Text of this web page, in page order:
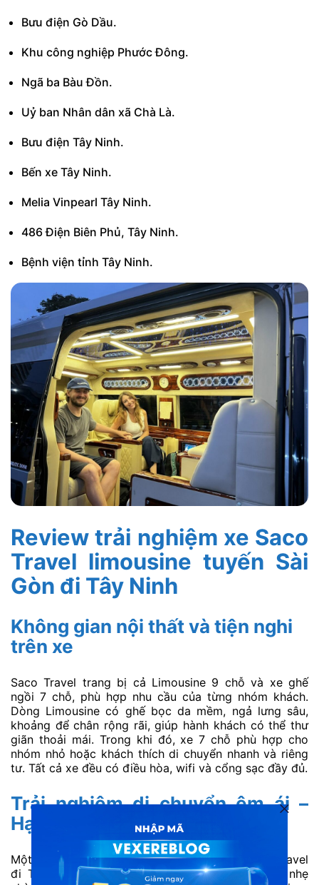
Bưu điện Gò Dầu.
Khu công nghiệp Phước Đông.
Ngã ba Bàu Đồn.
Uỷ ban Nhân dân xã Chà Là.
Bưu điện Tây Ninh.
Bến xe Tây Ninh.
Melia Vinpearl Tây Ninh.
486 Điện Biên Phủ, Tây Ninh.
Bệnh viện tỉnh Tây Ninh.
Review trải nghiệm xe Saco
Travel limousine tuyến Sài
Gòn đi Tây Ninh
Không gian nội thất và tiện nghi
trên xe
Saco Travel trang bị cả Limousine 9 chỗ và xe ghế
ngồi 7 chỗ, phù hợp nhu cầu của từng nhóm khách.
Dòng Limousine có ghế bọc da mềm, ngả lưng sâu,
khoảng để chân rộng rãi, giúp hành khách có thể thư
giãn thoải mái. Trong khi đó, xe 7 chỗ phù hợp cho
nhóm nhỏ hoặc khách thích di chuyển nhanh và riêng
tư. Tất cả xe đều có điều hòa, wifi và cổng sạc đầy đủ.
Trải nghiệm di chuyển êm ái –
Hạn chế say xe
Một trong những ưu điểm nổi bật của xe Saco Travel
đi Tây Ninh từ Sài Gòn là cảm giác di chuyển nhẹ